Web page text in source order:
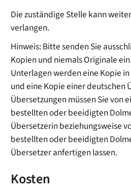
Die zuständige Stelle kann
verlangen.
Hinweis: Bitte senden Sie
Kopien und niemals Originale
Unterlagen werden eine Kopie
und eine Kopie einer deutschen
Übersetzungen müssen Sie von
bestellten oder beeidigten
Übersetzerin beziehungsweise
bestellten oder beeidigten
Übersetzer anfertigen lassen.
Kosten